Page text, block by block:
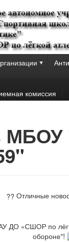
комиссия
в
Отличные
«СШОР по
обороне"!